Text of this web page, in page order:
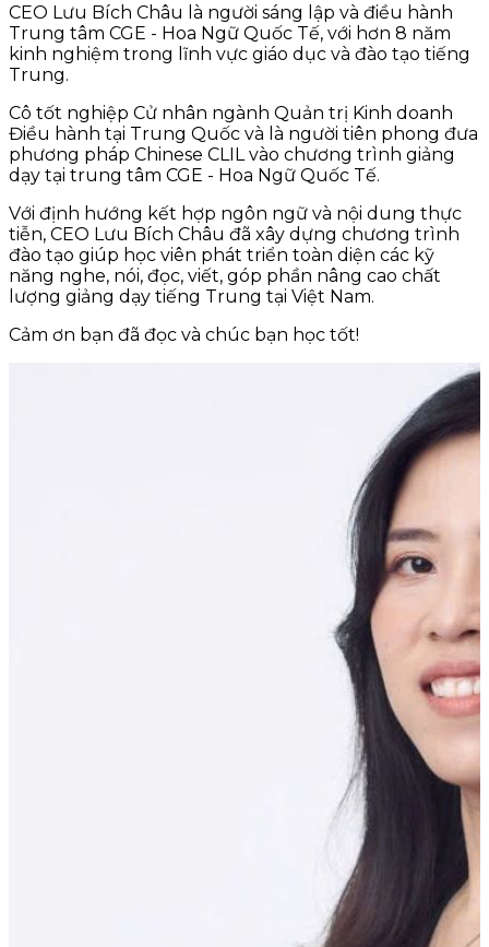
CEO Lưu Bích Châu là người sáng lập và điều hành
Trung tâm CGE - Hoa Ngữ Quốc Tế, với hơn 8 năm
kinh nghiệm trong lĩnh vực giáo dục và đào tạo tiếng
Trung.
Cô tốt nghiệp Cử nhân ngành Quản trị Kinh doanh
Điều hành tại Trung Quốc và là người tiên phong đưa
phương pháp Chinese CLIL vào chương trình giảng
dạy tại trung tâm CGE - Hoa Ngữ Quốc Tế.
Với định hướng kết hợp ngôn ngữ và nội dung thực
tiễn, CEO Lưu Bích Châu đã xây dựng chương trình
đào tạo giúp học viên phát triển toàn diện các kỹ
năng nghe, nói, đọc, viết, góp phần nâng cao chất
lượng giảng dạy tiếng Trung tại Việt Nam.
Cảm ơn bạn đã đọc và chúc bạn học tốt!